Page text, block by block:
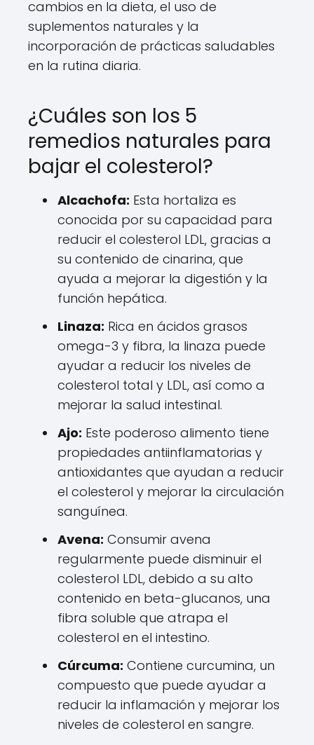
cambios en la dieta, el uso de
suplementos naturales y la
incorporación de prácticas saludables
en la rutina diaria.
¿Cuáles son los 5
remedios naturales para
bajar el colesterol?
Alcachofa: Esta hortaliza es
conocida por su capacidad para
reducir el colesterol LDL, gracias a
su contenido de cinarina, que
ayuda a mejorar la digestión y la
función hepática.
Linaza: Rica en ácidos grasos
omega-3 y fibra, la linaza puede
ayudar a reducir los niveles de
colesterol total y LDL, así como a
mejorar la salud intestinal.
Ajo: Este poderoso alimento tiene
propiedades antiinflamatorias y
antioxidantes que ayudan a reducir
el colesterol y mejorar la circulación
sanguínea.
Avena: Consumir avena
regularmente puede disminuir el
colesterol LDL, debido a su alto
contenido en beta-glucanos, una
fibra soluble que atrapa el
colesterol en el intestino.
Cúrcuma: Contiene curcumina, un
compuesto que puede ayudar a
reducir la inflamación y mejorar los
niveles de colesterol en sangre.